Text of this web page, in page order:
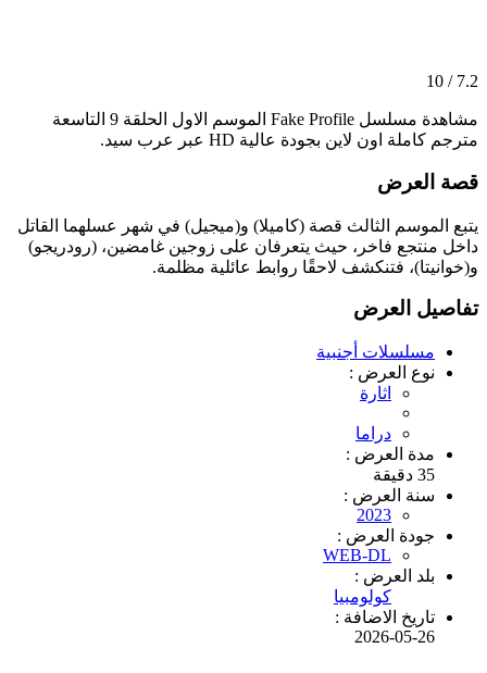
7.2 / 10
مشاهدة مسلسل Fake Profile الموسم الاول الحلقة 9 التاسعة
مترجم كاملة اون لاين بجودة عالية HD عبر عرب سيد.
قصة العرض
يتبع الموسم الثالث قصة (كاميلا) و(ميجيل) في شهر عسلهما القاتل
داخل منتجع فاخر، حيث يتعرفان على زوجين غامضين، (رودريجو)
و(خوانيتا)، فتنكشف لاحقًا روابط عائلية مظلمة.
تفاصيل العرض
مسلسلات أجنبية
نوع العرض :
اثارة
دراما
مدة العرض :
35 دقيقة
سنة العرض :
2023
جودة العرض :
WEB-DL
بلد العرض :
كولومبيا
تاريخ الاضافة :
2026-05-26